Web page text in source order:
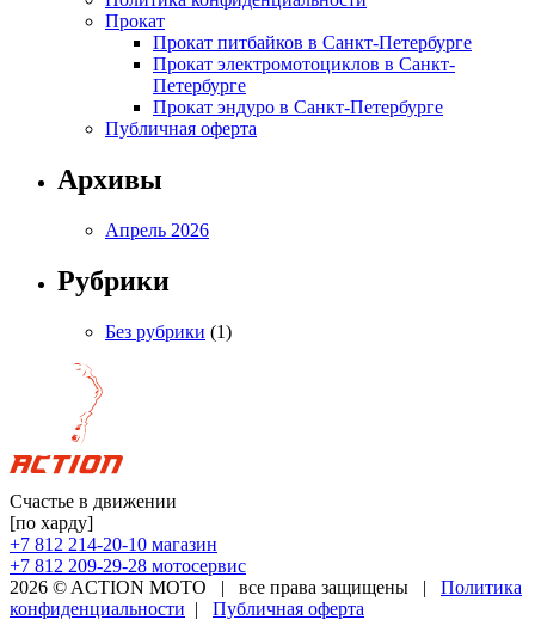
Прокат
Прокат питбайков в Санкт-Петербурге
Прокат электромотоциклов в Санкт-
Петербурге
Прокат эндуро в Санкт-Петербурге
Публичная оферта
Архивы
Апрель 2026
Рубрики
Без рубрики (1)
Счастье в движении
[по харду]
+7 812 214-20-10 магазин
+7 812 209-29-28 мотосервис
2026 © ACTION MOTO | все права защищены |
Политика
конфиденциальности | Публичная оферта